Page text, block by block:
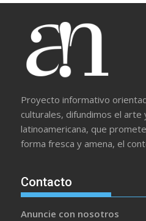
Proyecto informativo
culturales, difundimos el arte
latinoamericana, que
forma fresca y amena, el
Contacto
Anuncie con nosotros